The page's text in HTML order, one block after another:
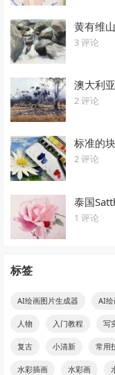
黄有维
3 评论
澳大利
2 评论
标准的
2 评论
泰国
1 评论
标签
AI绘画图片生成器 AI
人物 入门教程 写
复古 小清新 常用
水彩插画 水彩画